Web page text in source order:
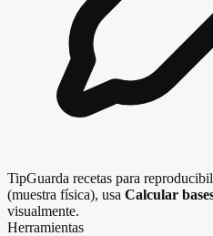
TipGuarda recetas para
(muestra física), usa Calcular
visualmente.
Herramientas